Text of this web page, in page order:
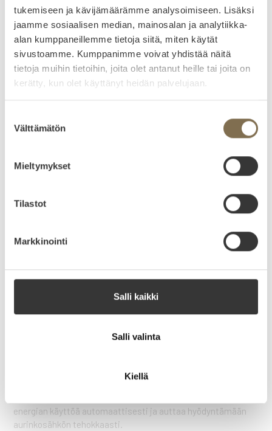
tukemiseen ja kävijämäärämme analysoimiseen. Lisäksi
jaamme sosiaalisen median, mainosalan ja analytiikka-
alan kumppaneillemme tietoja siitä, miten käytät
sivustoamme. Kumppanimme voivat yhdistää näitä
tietoja muihin tietoihin, joita olet antanut heille tai joita on
kerätty, kun olet käyttänyt heidän palvelujaan.
valinta
Välttämätön
Mieltymykset
Tilastot
Markkinointi
Salli kaikki
Salli valinta
Kiellä
energiaratkaisun
Aurinkoenergian ja energiavarastojen markkina kehittyy
nopeasti, mutta järjestelmien tekninen toteutus vaikuttaa
merkittävästi turvallisuuteen, tehokkuuteen ja
Atmoce on kehittänyt integroidun energiajärjestelmän,
jossa aurinkovoimala, energiavarasto ja energianhallinta
järjestelmä, joka tuottaa energiaa tehokkaasti, varastoi sitä
Extra Low Voltage -akkuteknologia
arkkitehtuuriin, joka vähentää korkeiden jännitteiden riskejä
ja parantaa järjestelmän turvallisuutta. Matalampi
käyttöjännite tekee järjestelmästä turvallisemman sekä
energian käyttöä automaattisesti ja auttaa hyödyntämään
aurinkosähkön tehokkaasti.